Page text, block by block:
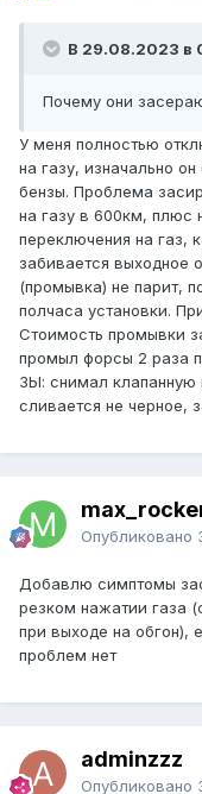
В 29.08.2023 в
Почему они
У меня полностью
на газу, изначально
бензы. Проблема
на газу в 600км, плюс
переключения на газ,
забивается выходное
(промывка) не парит,
полчаса установки.
Стоимость промывки
промыл форсы 2 раза
ЗЫ: снимал
сливается не черное,
Опубликовано
Добавлю симптомы
резком нажатии газа
при выходе на обгон),
проблем нет
adminzzz
Опубликовано